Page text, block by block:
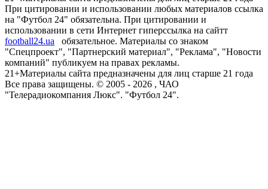
При цитировании и использовании любых материалов ссылка
на "Футбол 24" обязательна. При цитировании и
использовании в сети Интернет гиперссылка на сайтт
football24.ua
обязательное. Материалы со знаком
"Спецпроект", "Партнерский материал", "Реклама", "Новости
компаний" публикуем на правах рекламы.
21+Материалы сайта предназначены для лиц старше 21 года
Все права защищены. © 2005 - 2026 , ЧАО
"Телерадиокомпания Люкс". "Футбол 24".